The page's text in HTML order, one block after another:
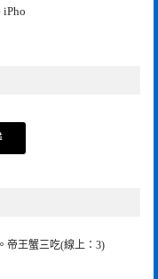
iPho
帝王蟹三吃(線上：3)